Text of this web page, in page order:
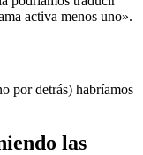
activa menos uno».
por detrás) habríamos
las